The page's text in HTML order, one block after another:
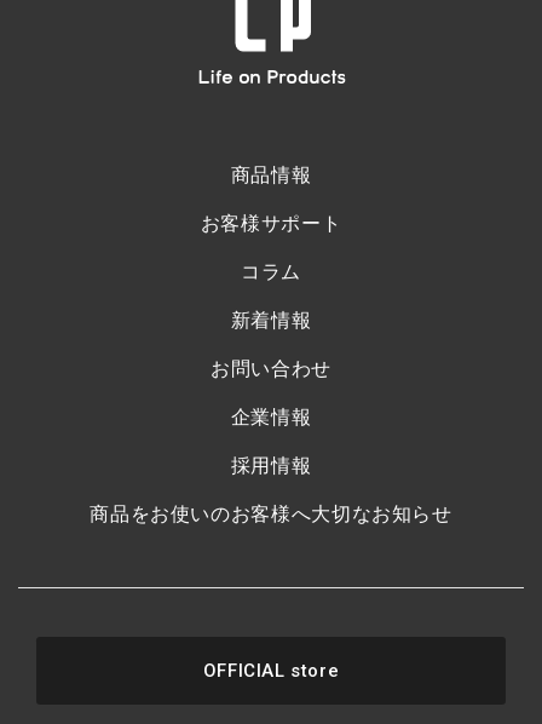
商品情報
お客様サポート
コラム
新着情報
お問い合わせ
企業情報
採用情報
商品をお使いのお客様へ大切なお知らせ
OFFICIAL store